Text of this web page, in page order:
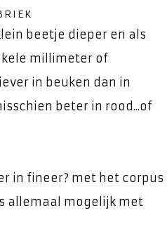
beetje dieper en als
millimeter of
in beuken dan in
beter in rood...of
in fineer? met het corpus
allemaal mogelijk met